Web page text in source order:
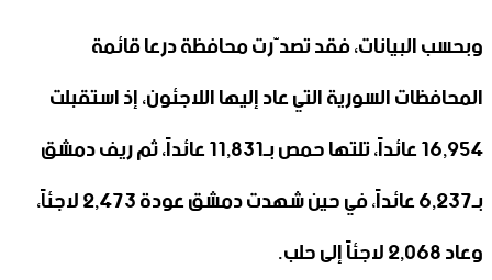
وبحسب البيانات، فقد تصدّرت محافظة درعا قائمة
المحافظات السورية التي عاد إليها اللاجئون، إذ استقبلت
16,954 عائداً، تلتها حمص بـ11,831 عائداً، ثم ريف دمشق
بـ6,237 عائداً، في حين شهدت دمشق عودة 2,473 لاجئاً،
وعاد 2,068 لاجئاً إلى حلب.